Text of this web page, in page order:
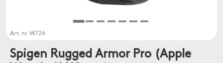
Art. nr. W726
Spigen Rugged Armor Pro (Apple